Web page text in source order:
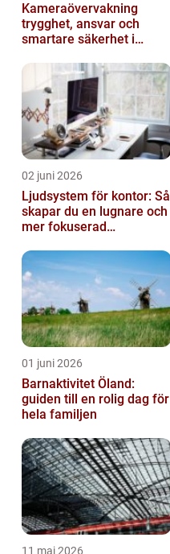
Kameraövervakning
trygghet, ansvar och
smartare säkerhet i
02 juni 2026
Ljudsystem för kontor: Så
skapar du en lugnare och
mer fokuserad
01 juni 2026
Barnaktivitet Öland:
guiden till en rolig dag för
hela familjen
11 maj 2026